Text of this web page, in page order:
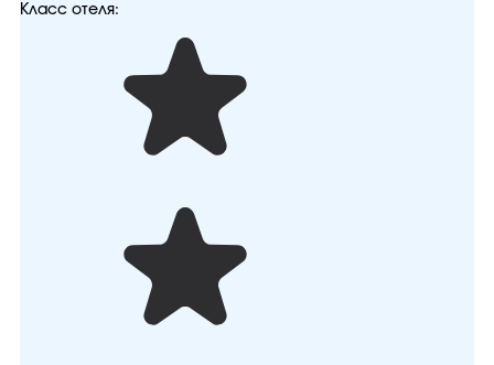
Класс отеля: